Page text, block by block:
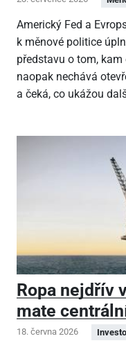
Americký Fed a
k měnové politice
představu o tom, kam
naopak nechává
a čeká, co ukážou
Ropa nejdřív
mate
18. června 2026